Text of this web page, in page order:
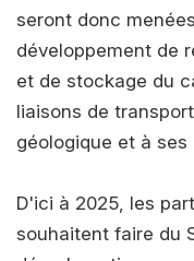
seront donc
développement de
et de stockage du
liaisons de
géologique et à
D'ici à 2025, les
souhaitent faire du